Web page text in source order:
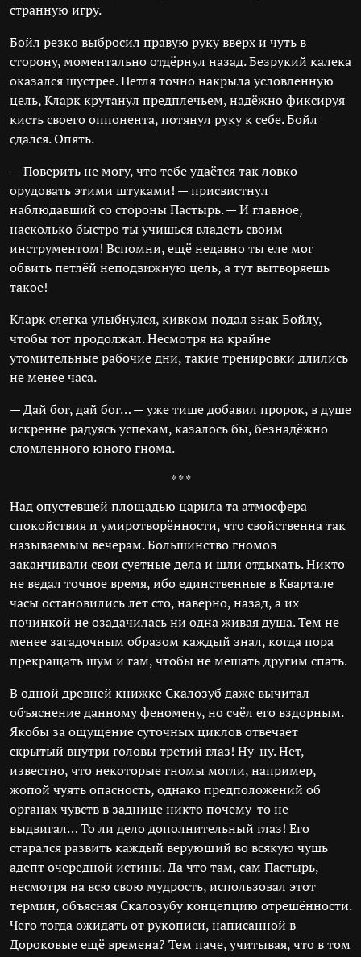
странную игру.
Бойл резко выбросил правую руку вверх и чуть в
сторону, моментально отдёрнул назад. Безрукий калека
оказался шустрее. Петля точно накрыла условленную
цель, Кларк крутанул предплечьем, надёжно фиксируя
кисть своего оппонента, потянул руку к себе. Бойл
сдался. Опять.
— Поверить не могу, что тебе удаётся так ловко
орудовать этими штуками! — присвистнул
наблюдавший со стороны Пастырь. — И главное,
насколько быстро ты учишься владеть своим
инструментом! Вспомни, ещё недавно ты еле мог
обвить петлёй неподвижную цель, а тут вытворяешь
такое!
Кларк слегка улыбнулся, кивком подал знак Бойлу,
чтобы тот продолжал. Несмотря на крайне
утомительные рабочие дни, такие тренировки длились
не менее часа.
— Дай бог, дай бог… — уже тише добавил пророк, в душе
искренне радуясь успехам, казалось бы, безнадёжно
сломленного юного гнома.
* * *
Над опустевшей площадью царила та атмосфера
спокойствия и умиротворённости, что свойственна так
называемым вечерам. Большинство гномов
заканчивали свои суетные дела и шли отдыхать. Никто
не ведал точное время, ибо единственные в Квартале
часы остановились лет сто, наверно, назад, а их
починкой не озадачилась ни одна живая душа. Тем не
менее загадочным образом каждый знал, когда пора
прекращать шум и гам, чтобы не мешать другим спать.
В одной древней книжке Скалозуб даже вычитал
объяснение данному феномену, но счёл его вздорным.
Якобы за ощущение суточных циклов отвечает
скрытый внутри головы третий глаз! Ну-ну. Нет,
известно, что некоторые гномы могли, например,
жопой чуять опасность, однако предположений об
органах чувств в заднице никто почему-то не
выдвигал… То ли дело дополнительный глаз! Его
старался развить каждый верующий во всякую чушь
адепт очередной истины. Да что там, сам Пастырь,
несмотря на всю свою мудрость, использовал этот
термин, объясняя Скалозубу концепцию отрешённости.
Чего тогда ожидать от рукописи, написанной в
Дороковые ещё времена? Тем паче, учитывая, что в том